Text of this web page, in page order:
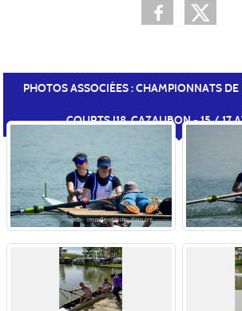
PHOTOS ASSOCIÉES : CHAMPIONNATS
COURTS J18, CAZAUBON - 15 / 17